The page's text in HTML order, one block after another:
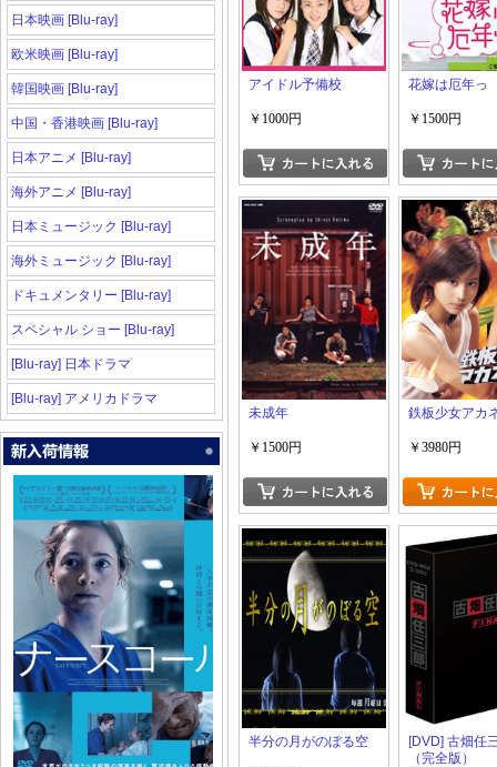
日本映画 [Blu-ray]
欧米映画 [Blu-ray]
韓国映画 [Blu-ray]
中国・香港映画 [Blu-ray]
日本アニメ [Blu-ray]
海外アニメ [Blu-ray]
日本ミュージック [Blu-ray]
海外ミュージック [Blu-ray]
ドキュメンタリー [Blu-ray]
スペシャル ショー [Blu-ray]
[Blu-ray] 日本ドラマ
[Blu-ray] アメリカドラマ
アイドル予備校
￥1000円
花嫁は厄年っ
￥1500円
未成年
￥1500円
鉄板少女アカ
￥3980円
半分の月がのぼる空
[DVD] 古畑任
（完全版）